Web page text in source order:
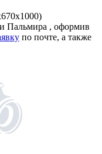
Пальмира , оформив
по почте, а также